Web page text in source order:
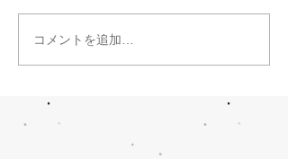
コメントを追加…